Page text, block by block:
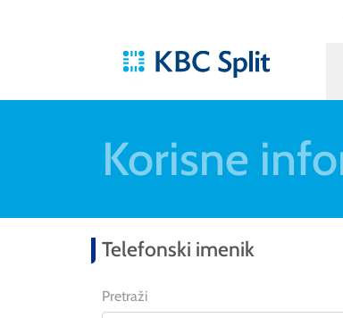
Korisne
Telefonski imenik
Pretraži